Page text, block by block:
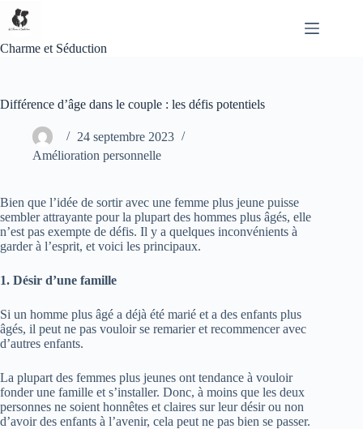
Passer
contenu
Charme et Séduction
Différence d’âge dans le couple : les défis potentiels
24 septembre 2023
Amélioration personnelle
Bien que l’idée de sortir avec une femme plus jeune puisse
sembler attrayante pour la plupart des hommes plus âgés, elle
n’est pas exempte de défis. Il y a quelques inconvénients à
garder à l’esprit, et voici les principaux.
1. Désir d’une famille
Si un homme plus âgé a déjà été marié et a des enfants plus
âgés, il peut ne pas vouloir se remarier et recommencer avec
d’autres enfants.
La plupart des femmes plus jeunes ont tendance à vouloir
fonder une famille et s’installer. Donc, à moins que les deux
personnes ne soient honnêtes et claires sur leur désir ou non
d’avoir des enfants à l’avenir, cela peut ne pas bien se passer.